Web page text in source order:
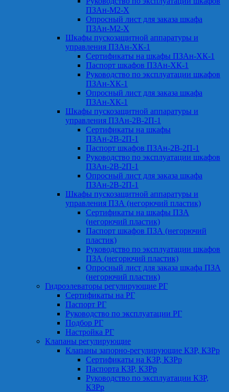
ПЗАн-М2-Х
Опросный лист для заказа шкафа
ПЗАн-М2-Х
Шкафы пускозащитной аппаратуры и
управления ПЗАн-ХК-1
Сертификаты на шкафы ПЗАн-ХК-1
Паспорт шкафов ПЗАн-ХК-1
Руководство по эксплуатации шкафов
ПЗАн-ХК-1
Опросный лист для заказа шкафа
ПЗАн-ХК-1
Шкафы пускозащитной аппаратуры и
управления ПЗАн-2В-2П-1
Сертификаты на шкафы
ПЗАн-2В-2П-1
Паспорт шкафов ПЗАн-2В-2П-1
Руководство по эксплуатации шкафов
ПЗАн-2В-2П-1
Опросный лист для заказа шкафа
ПЗАн-2В-2П-1
Шкафы пускозащитной аппаратуры и
управления ПЗА (негорючий пластик)
Сертификаты на шкафы ПЗА
(негорючий пластик)
Паспорт шкафов ПЗА (негорючий
пластик)
Руководство по эксплуатации шкафов
ПЗА (негорючий пластик)
Опросный лист для заказа шкафа ПЗА
(негорючий пластик)
Гидроэлеваторы регулирующие РГ
Сертификаты на РГ
Паспорт РГ
Руководство по эксплуатации РГ
Подбор РГ
Настройка РГ
Клапаны регулирующие
Клапаны запорно-регулирующие КЗР, КЗРр
Сертификаты на КЗР, КЗРр
Паспорта КЗР, КЗРр
Руководство по эксплуатации КЗР,
КЗРр